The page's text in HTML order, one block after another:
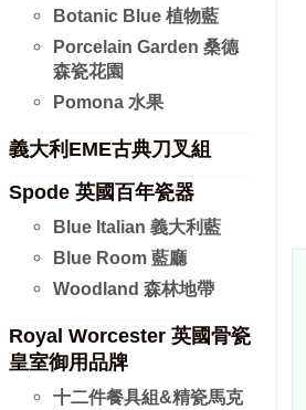
Botanic Blue 植物藍
Porcelain Garden 桑德
森瓷花園
Pomona 水果
義大利EME古典刀叉組
Spode 英國百年瓷器
Blue Italian 義大利藍
Blue Room 藍廳
Woodland 森林地帶
Royal Worcester 英國骨瓷
皇室御用品牌
十二件餐具組&精瓷馬克